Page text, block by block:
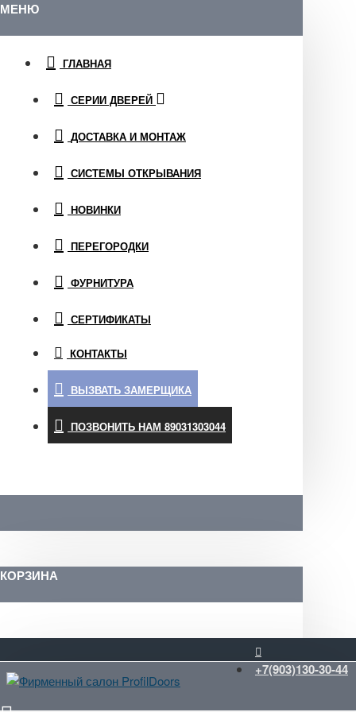
МЕНЮ
ГЛАВНАЯ
СЕРИИ ДВЕРЕЙ
ДОСТАВКА И МОНТАЖ
СИСТЕМЫ ОТКРЫВАНИЯ
НОВИНКИ
ПЕРЕГОРОДКИ
ФУРНИТУРА
СЕРТИФИКАТЫ
КОНТАКТЫ
ВЫЗВАТЬ ЗАМЕРЩИКА
ПОЗВОНИТЬ НАМ 89031303044
КОРЗИНА
+7(903)130-30-44